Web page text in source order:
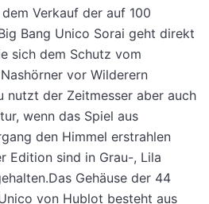
Verkauf der auf 100
Bang Unico Sorai geht direkt
sich dem Schutz vom
vor Wilderern
nutzt der Zeitmesser aber auch
wenn das Spiel aus
den Himmel erstrahlen
Edition sind in Grau-, Lila
Gehäuse der 44
von Hublot besteht aus